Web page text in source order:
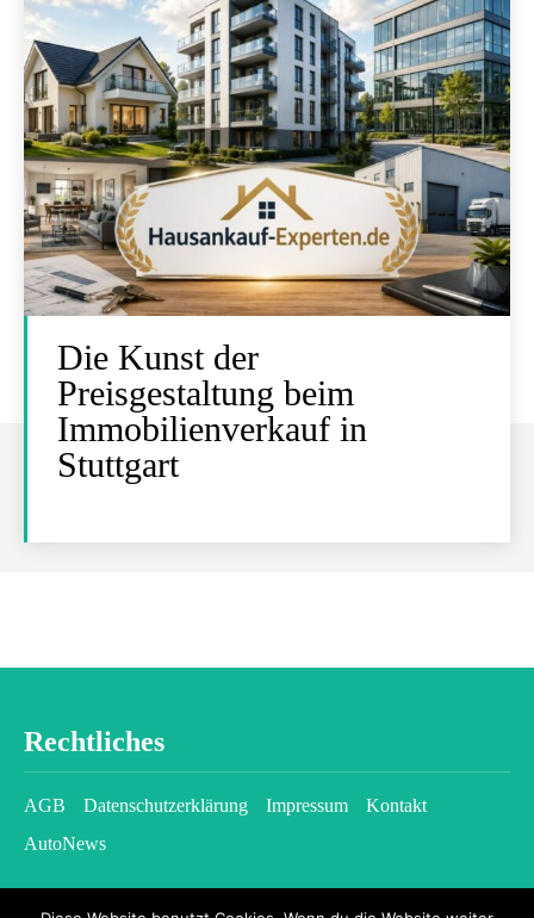
Die Kunst der
Preisgestaltung beim
Immobilienverkauf in
Stuttgart
Rechtliches
AGB Datenschutzerklärung Impressum
Kontakt
AutoNews